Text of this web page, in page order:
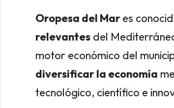
Oropesa del Mares
relevantes del
motor económico del
diversificar la economía
tecnológico, científico e